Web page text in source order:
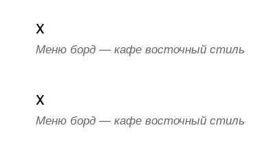
x
Меню борд — кафе восточный стиль
x
Меню борд — кафе восточный стиль